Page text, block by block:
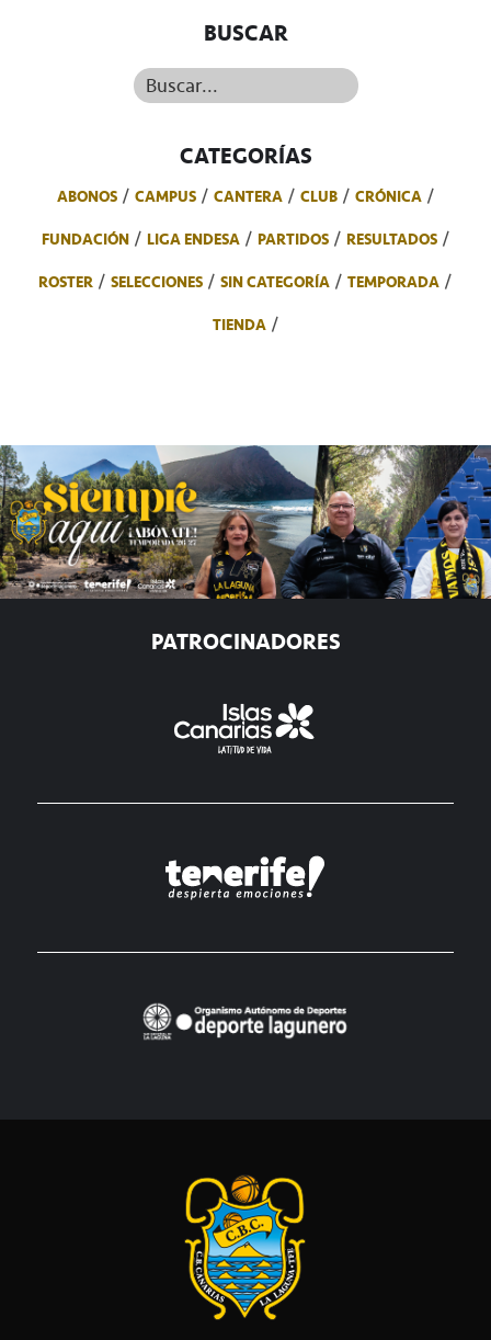
BUSCAR
Buscar...
CATEGORÍAS
ABONOS CAMPUS CANTERA CLUB
CRÓNICA
FUNDACIÓN
LIGA ENDESA PARTIDOS
RESULTADOS
ROSTER
SELECCIONES SIN CATEGORÍA
TEMPORADA
TIENDA
PATROCINADORES